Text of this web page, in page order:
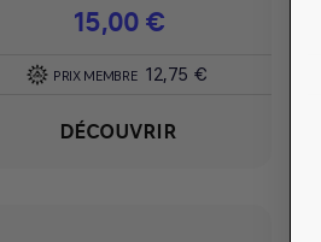
Prix
15,00 €
PRIX MEMBRE 12,75 €
DÉCOUVRIR